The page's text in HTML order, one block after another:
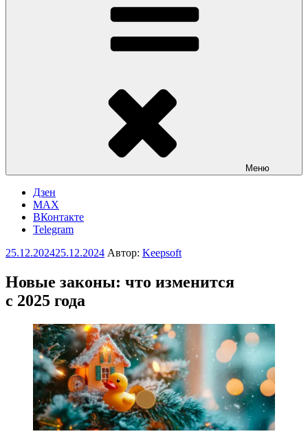
Меню
Дзен
MAX
ВКонтакте
Telegram
Опубликовано
25.12.202425.12.2024 Автор: Keepsoft
Новые законы: что изменится
с 2025 года